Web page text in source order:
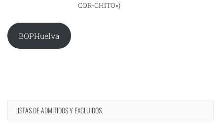
COR-CHITO»)
BOPHuelva
LISTAS DE ADMITIDOS Y EXCLUIDOS